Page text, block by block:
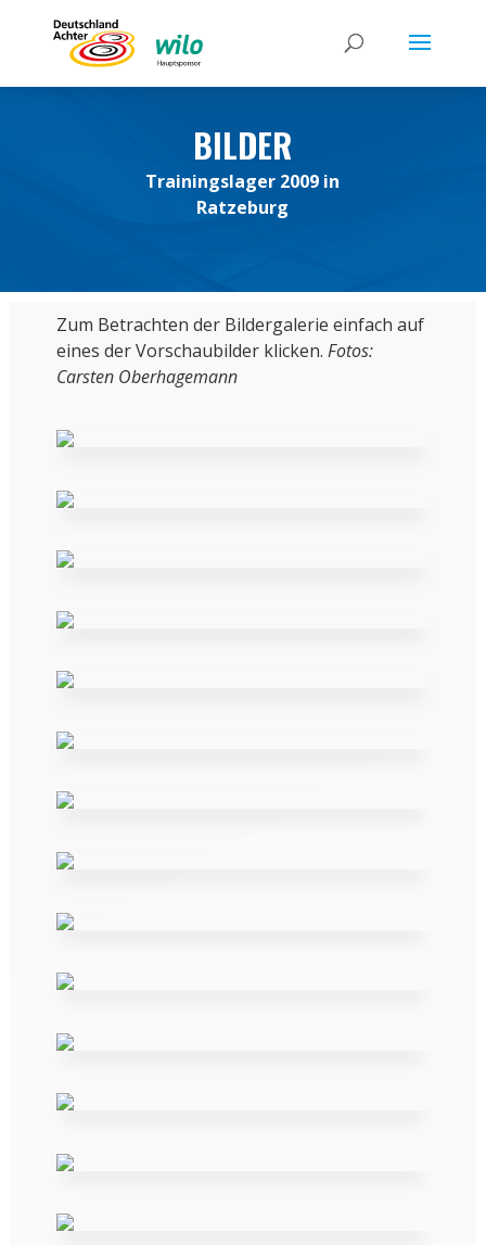
BILDER
Trainingslager 2009 in
Ratzeburg
Zum Betrachten der Bildergalerie einfach auf
eines der Vorschaubilder klicken. Fotos:
Carsten Oberhagemann